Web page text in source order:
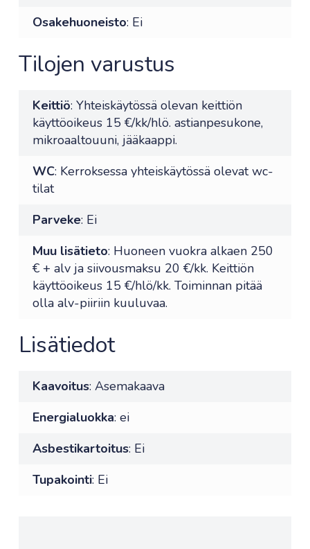
Osakehuoneisto: Ei
Tilojen varustus
Keittiö: Yhteiskäytössä olevan keittiön
käyttöoikeus 15 €/kk/hlö. astianpesukone,
mikroaaltouuni, jääkaappi.
WC: Kerroksessa yhteiskäytössä olevat wc-
tilat
Parveke: Ei
Muu lisätieto: Huoneen vuokra alkaen 250
€ + alv ja siivousmaksu 20 €/kk. Keittiön
käyttöoikeus 15 €/hlö/kk. Toiminnan pitää
olla alv-piiriin kuuluvaa.
Lisätiedot
Kaavoitus: Asemakaava
Energialuokka: ei
Asbestikartoitus: Ei
Tupakointi: Ei